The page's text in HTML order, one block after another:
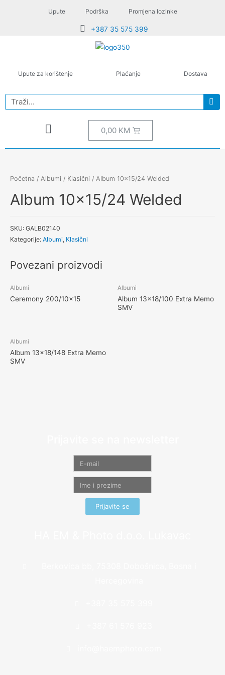
Upute Podrška Promjena lozinke
+387 35 575 399
Upute za korištenje Plaćanje Dostava
0,00 KM
Početna / Albumi / Klasični / Album 10×15/24 Welded
Album 10×15/24 Welded
SKU: GALB02140
Kategorije: Albumi, Klasični
Povezani proizvodi
Albumi
Ceremony 200/10×15
Albumi
Album 13×18/100 Extra Memo
SMV
Albumi
Album 13×18/148 Extra Memo
SMV
Prijavite se